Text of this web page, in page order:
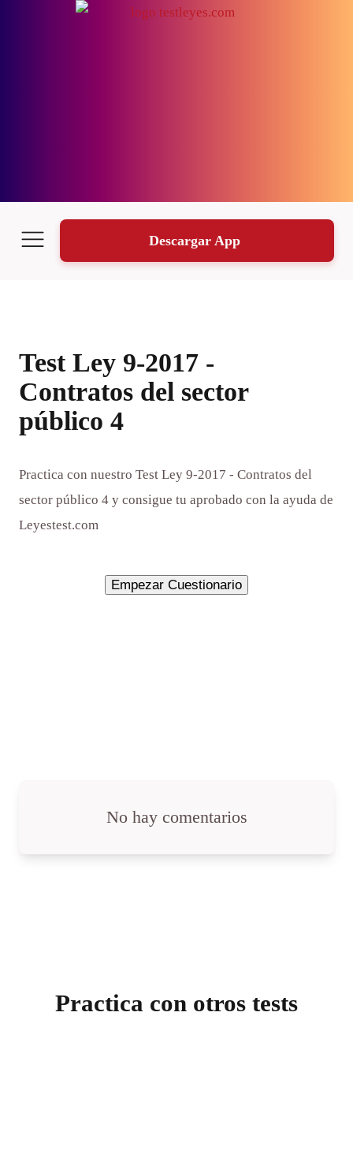
Descargar App
Test Ley 9-2017 -
Contratos del sector
público 4
Practica con nuestro Test Ley 9-2017 - Contratos del
sector público 4 y consigue tu aprobado con la ayuda de
Leyestest.com
No hay comentarios
Practica con otros tests